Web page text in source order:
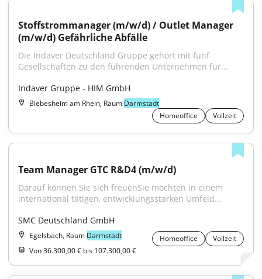
Stoffstrommanager (m/w/d) / Outlet Manager
(m/w/d) Gefährliche Abfälle
Die Indaver Deutschland Gruppe gehört mit fünf
Gesellschaften zu den führenden Unternehmen für...
Indaver Gruppe - HIM GmbH
Biebesheim am Rhein, Raum Darmstadt
Homeoffice
Vollzeit
Team Manager GTC R&D4 (m/w/d)
Darauf können Sie sich freuenSie möchten in einem
international tätigen, entwicklungsstarken Umfeld...
SMC Deutschland GmbH
Egelsbach, Raum Darmstadt Homeoffice
Vollzeit
Von 36.300,00 € bis 107.300,00 €